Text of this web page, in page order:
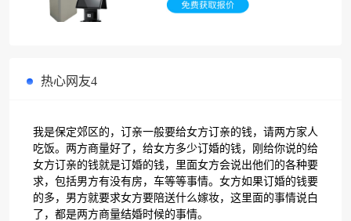
热心网友4
我是保定郊区的，订亲一般要给女方订亲的钱，请两方家人
吃饭。两方商量好了，给女方多少订婚的钱，刚给你说的给
女方订亲的钱就是订婚的钱，里面女方会说出他们的各种要
求，包括男方有没有房，车等等事情。女方如果订婚的钱要
的多，男方就要求女方要陪送什么嫁妆，这里面的事情说白
了，都是两方商量结婚时候的事情。